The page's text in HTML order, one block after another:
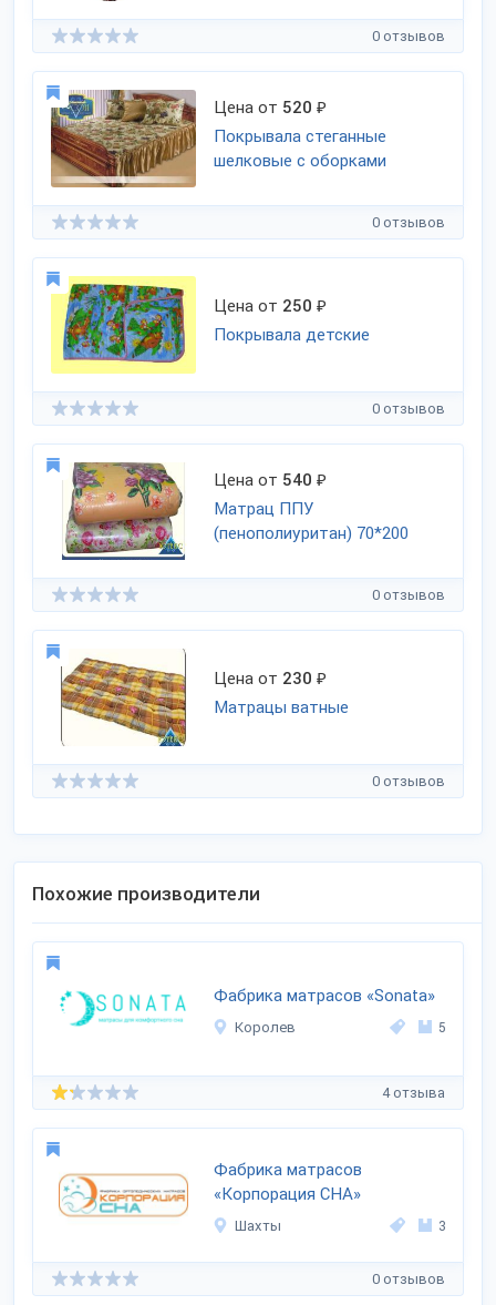
0 отзывов
Цена от 520 ₽
Покрывала стеганные
шелковые с оборками
0 отзывов
Цена от 250 ₽
Покрывала детские
0 отзывов
Цена от 540 ₽
Матрац ППУ
(пенополиуритан) 70*200
0 отзывов
Цена от 230 ₽
Матрацы ватные
0 отзывов
Похожие производители
Фабрика матрасов «Sonata»
Королев 5
4 отзыва
Фабрика матрасов
«Корпорация СНА»
Шахты 3
0 отзывов